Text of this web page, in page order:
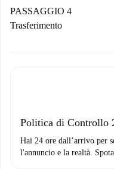
contatto con il
Se rifiutata: non ti
PASSAGGIO 4
Trasferimento
solo se non segnali
Politica di Controllo
Hai 24 ore dall’arrivo per
l'annuncio e la realtà.